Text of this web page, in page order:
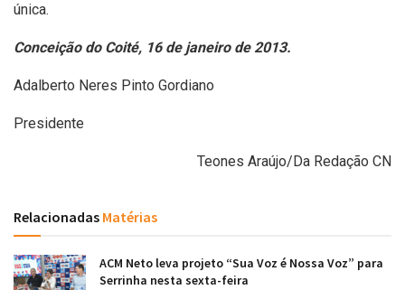
única.
Conceição do Coité, 16 de janeiro de 2013.
Adalberto Neres Pinto Gordiano
Presidente
Teones Araújo/Da Redação CN
Relacionadas Matérias
ACM Neto leva projeto “Sua Voz é Nossa Voz” para
Serrinha nesta sexta-feira